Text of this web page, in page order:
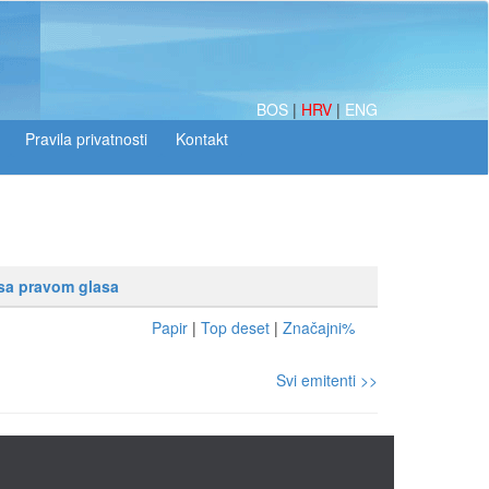
BOS | HRV | ENG
pravom glasa
Papir | Top deset | Značajni%
Svi emitenti >>